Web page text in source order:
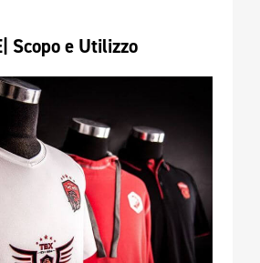
Scopo e Utilizzo